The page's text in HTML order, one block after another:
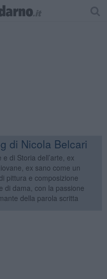
di Nicola Belcari
di Storia dell’arte, ex
ex sano come un
pittura e composizione
di dama, con la passione
della parola scritta